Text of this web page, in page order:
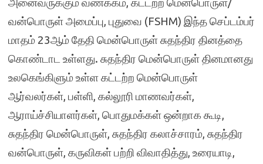
வன்பொருள் அமைப்பு, புதுவை (FSHM) இந்த செப்டம்பர்
மாதம் 23ஆம் தேதி மென்பொருள் சுதந்திர தினத்தை
கொண்டாட உள்ளது. சுதந்திர மென்பொருள் தினமானது
உலகெங்கிளும் உள்ள கட்டற்ற மென்பொருள்
ஆர்வலர்கள், பள்ளி, கல்லூரி மாணவர்கள்,
ஆராய்ச்சியாளர்கள், பொதுமக்கள் ஒன்றாக கூடி,
சுதந்திர மென்பொருள், சுதந்திர கலாச்சாரம், சுதந்திர
வன்பொருள், கருவிகள் பற்றி விவாதித்து, உரையாடி,